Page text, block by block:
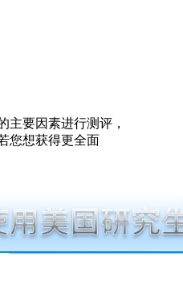
主要因素进行测评，
您想获得更全面